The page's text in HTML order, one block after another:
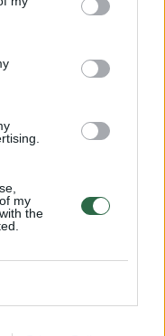
my
the
pat daug kas
aktyvus šuo
viskas yra
be galo
miegamojo
labai svarbu.
įgimta